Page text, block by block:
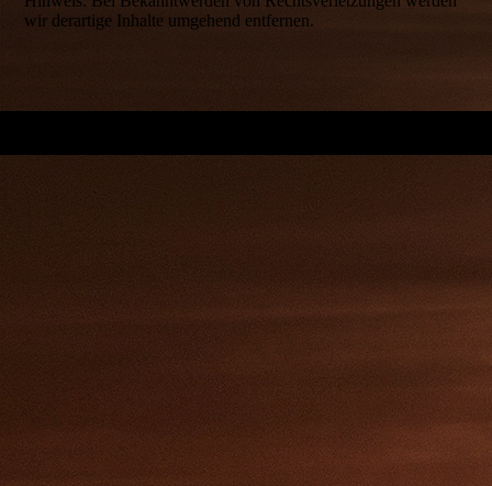
wir derartige Inhalte umgehend entfernen.